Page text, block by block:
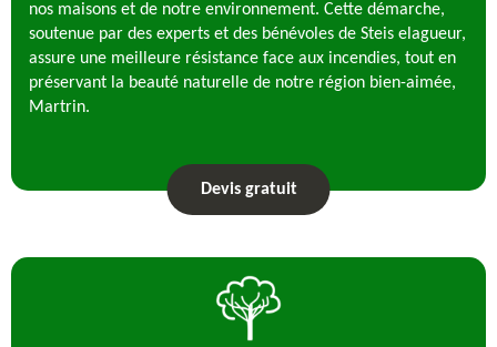
nos maisons et de notre environnement. Cette démarche,
soutenue par des experts et des bénévoles de Steis elagueur,
assure une meilleure résistance face aux incendies, tout en
préservant la beauté naturelle de notre région bien-aimée,
Martrin.
Devis gratuit